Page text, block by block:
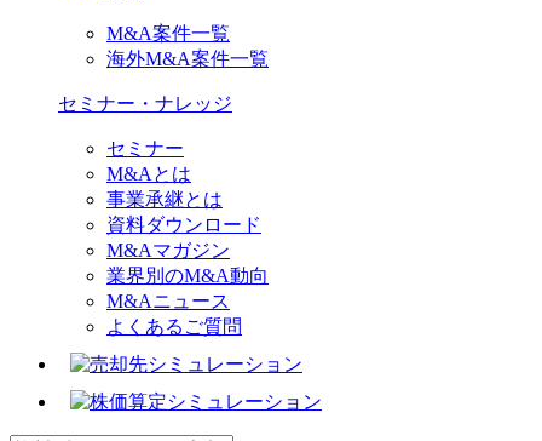
M&A案件一覧
海外M&A案件一覧
セミナー・ナレッジ
セミナー
M&Aとは
事業承継とは
資料ダウンロード
M&Aマガジン
業界別のM&A動向
M&Aニュース
よくあるご質問